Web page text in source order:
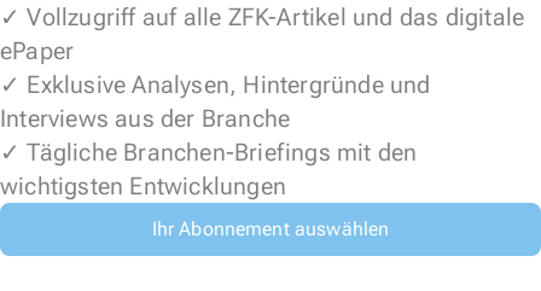
✓ Vollzugriff auf alle ZFK-Artikel und das digitale
ePaper
✓ Exklusive Analysen, Hintergründe und
Interviews aus der Branche
✓ Tägliche Branchen-Briefings mit den
wichtigsten Entwicklungen
Ihr Abonnement auswählen